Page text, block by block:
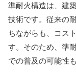
準耐火構造は、建
技術です。従来の
ちながらも、コス
す。そのため、準
での普及の可能性